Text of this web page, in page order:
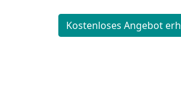
Kostenloses Angebot